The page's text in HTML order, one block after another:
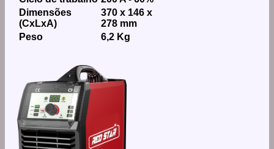
Dimensões
(CxLxA)
370 x 146 x
278 mm
Peso
6,2 Kg